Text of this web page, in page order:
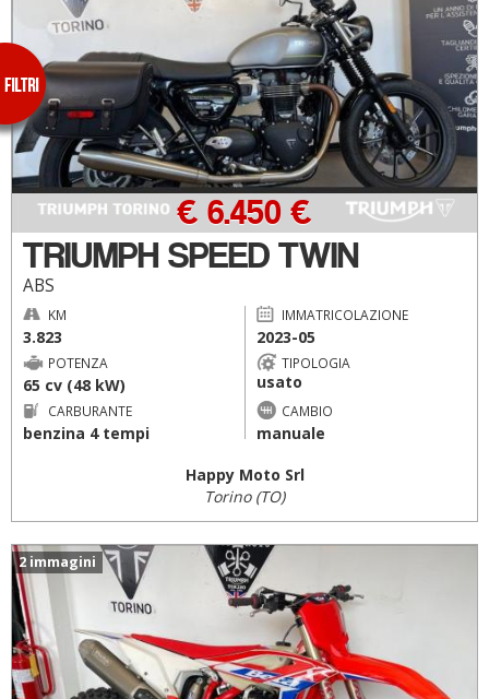
TRIUMPH SPEED TWIN
ABS
€ 6.450 €
KM
3.823
IMMATRICOLAZIONE
2023-05
POTENZA
65 cv (48 kW)
TIPOLOGIA
usato
CARBURANTE
benzina 4 tempi
CAMBIO
manuale
Happy Moto Srl
Torino (TO)
2 immagini